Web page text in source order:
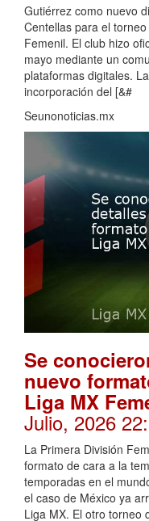
Gutiérrez como nuevo
Centellas para el
Femenil. El club hizo
mayo mediante un
plataformas digitales.
incorporación del [&#
Seunonoticias.mx
Se
nuevo
Liga MX
Julio, 2026
La Primera División
formato de cara a la
temporadas en el
el caso de México ya
Liga MX. El otro torneo